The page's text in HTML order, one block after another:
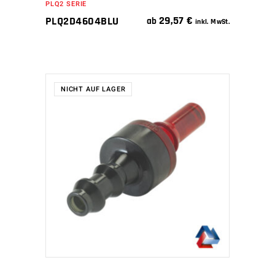
PLQ2 SERIE
PLQ2D4604BLU ab 29,57€ inkl. MwSt.
NICHT AUF LAGER
WEITERLESEN